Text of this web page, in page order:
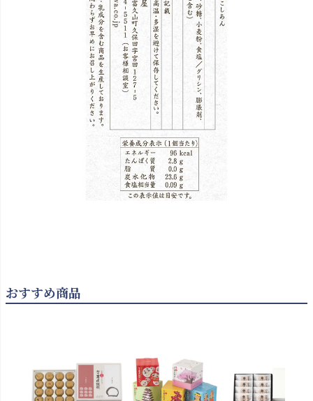
おすすめ商品